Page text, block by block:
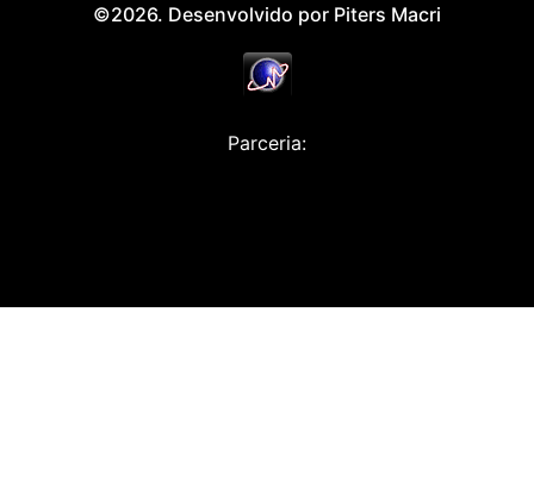
©2026. Desenvolvido por Piters Macri
Parceria: